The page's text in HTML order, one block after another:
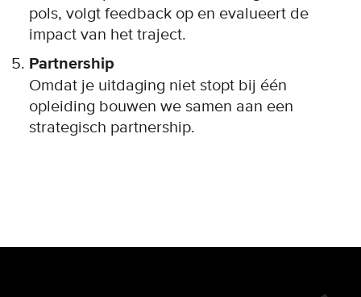
pols, volgt feedback op en evalueert de
impact van het traject.
Partnership
Omdat je uitdaging niet stopt bij één
opleiding bouwen we samen aan een
strategisch partnership.